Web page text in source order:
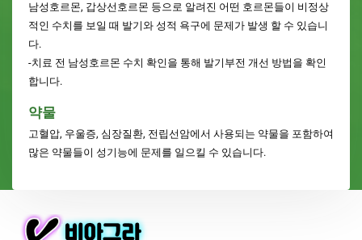
남성호르몬, 갑상선호르몬 등으로 알려진 어떤 호르몬들이 비정상
적인 수치를 보일 때 발기와 성적 욕구에 문제가 발생 할 수 있습니
다.
-치료 전 남성호르몬 수치 확인을 통해 발기부전 개선 방법을 확인
합니다.
약물
고혈압, 우울증, 심장질환, 전립선암에서 사용되는 약물을 포함하여
많은 약물들이 성기능에 문제를 일으킬 수 있습니다.